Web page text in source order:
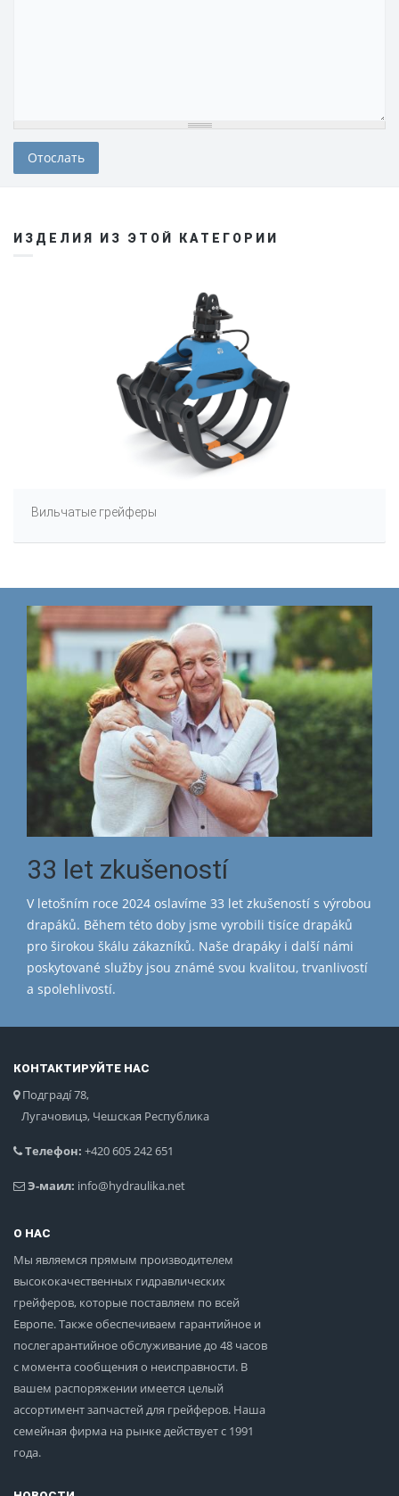
ИЗДЕЛИЯ ИЗ ЭТОЙ КАТЕГОРИИ
Вильчатые грейферы
33 let zkušeností
V letošním roce 2024 oslavíme 33 let zkušeností s výrobou
drapáků. Během této doby jsme vyrobili tisíce drapáků
pro širokou škálu zákazníků. Naše drapáky i další námi
poskytované služby jsou známé svou kvalitou, trvanlivostí
a spolehlivostí.
КОНТАКТИРУЙТЕ НАС
Подградí 78,
Лугачовицэ, Чешская Республика
Телефон: +420 605 242 651
Э-маил: info@hydraulika.net
О НАС
Мы являемся прямым производителем
высококачественных гидравлических
грейферов, которые поставляем по всей
Европе. Также обеспечиваем гарантийное и
послегарантийное обслуживание до 48 часов
с момента сообщения о неисправности. В
вашем распоряжении имеется целый
ассортимент запчастей для грейферов. Наша
семейная фирма на рынке действует с 1991
года.